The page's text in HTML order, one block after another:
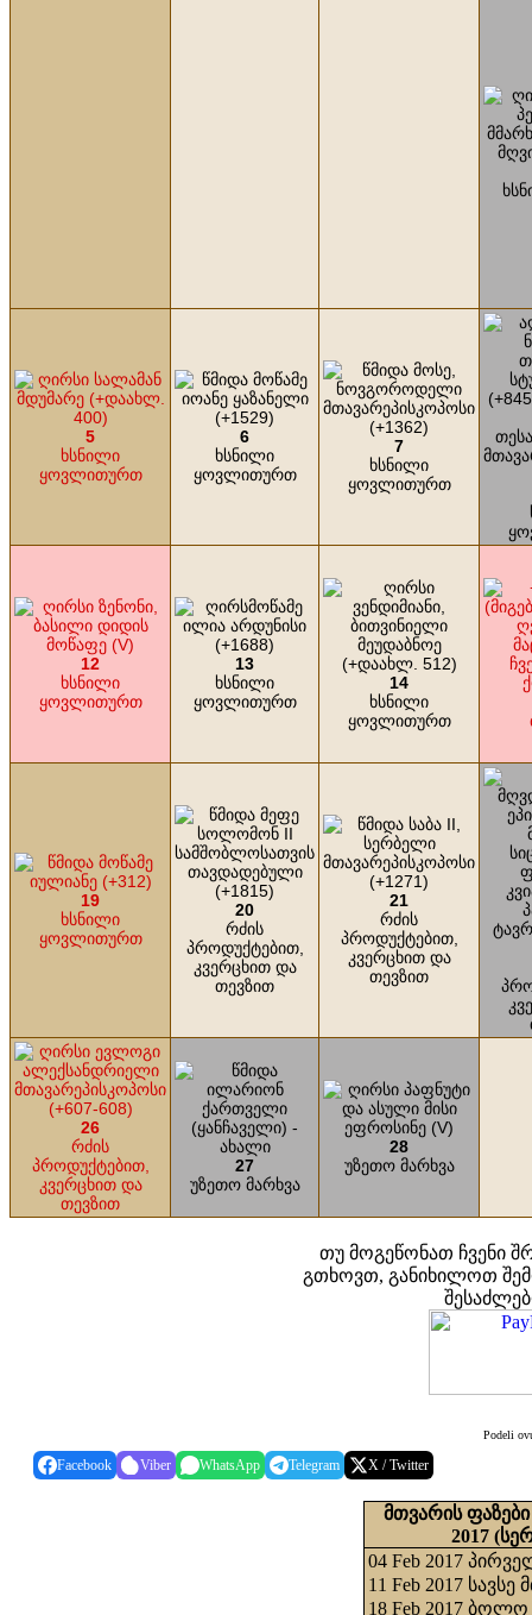
5
ხსნილი
ყოვლითურთ
6
ხსნილი
ყოვლითურთ
7
ხსნილი
ყოვლითურთ
12
ხსნილი
ყოვლითურთ
13
ხსნილი
ყოვლითურთ
14
ხსნილი
ყოვლითურთ
19
ხსნილი
ყოვლითურთ
20
რძის
პროდუქტებით,
კვერცხით და
თევზით
21
რძის
პროდუქტებით,
კვერცხით და
თევზით
26
რძის
პროდუქტებით,
კვერცხით და
თევზით
27
უზეთო მარხვა
28
უზეთო მარხვა
თუ მოგეწონათ ჩვენი
გთხოვთ, განიხილოთ
Podeli
Facebook Viber WhatsApp Telegram X / Twitter
მთვარის
2017
04 Feb 2017
11 Feb 2017 სავსე
18 Feb 2017